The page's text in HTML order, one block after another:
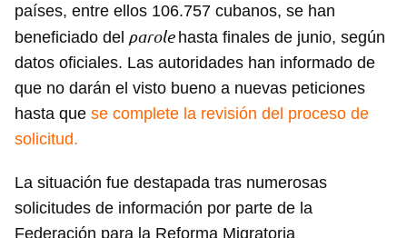
países, entre ellos 106.757 cubanos, se han
beneficiado del parole hasta finales de junio, según
datos oficiales. Las autoridades han informado de
que no darán el visto bueno a nuevas peticiones
hasta que se complete la revisión del proceso de
solicitud.
La situación fue destapada tras numerosas
solicitudes de información por parte de la
Federación para la Reforma Migratoria